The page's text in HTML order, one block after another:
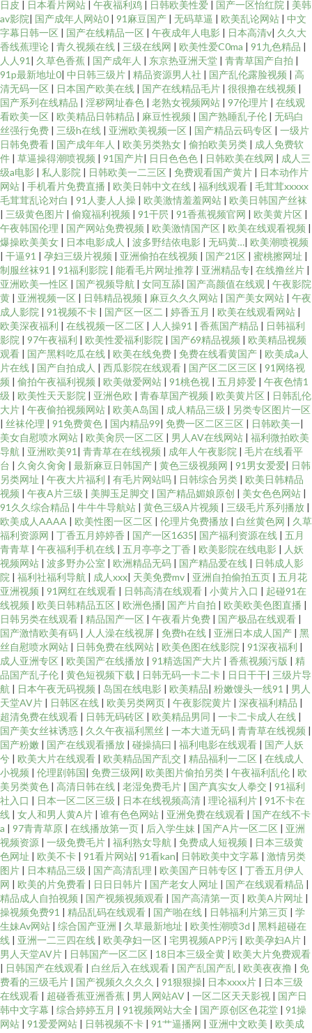
日皮 | 日本看片网站 | 午夜福利鸡 | 日韩欧美性爱 | 国产一区怡红院 | 美韩
av影院| 国产成年人网站0 | 91麻豆国产 | 无码草逼 | 欧美乱论网站 | 中文
字幕日韩一区 | 国产在线精品一区 | 午夜成年人电影 | 日本高清v| 久久大
香线蕉理论 | 青久视频在线 | 三级在线网 | 欧美性爱C0ma | 91九色精品 |
人人91 | 久草色香蕉 | 国产成年人 | 东京热亚洲天堂 | 青青草国产自拍 |
91p最新地址0| 中日韩三级片 | 精品资源男人社 | 国产乱伦露脸视频 | 高
清无码一区 | 日本国产欧美在线 | 国产在线精品毛片 | 很很撸在线视频 |
国产系列在线精品 | 淫秽网址春色 | 老熟女视频网站 | 97伦理片 | 在线观
看欧美一区 | 欧美精品日韩精品 | 麻豆性视频 | 国产熟睡乱子伦 | 无码白
丝强行免费 | 三级h在线 | 亚洲欧美视频一区 | 国产精品云码专区 | 一级片
日韩免费看 | 国产成年年人 | 欧美另类熟女 | 偷拍欧美另类 | 成人免费软
件 | 草逼操得潮喷视频 | 91国产片| 日日色色色 | 日韩欧美在线网 | 成人三
级a电影 | 私人影院 | 日韩欧美一二三区 | 免费观看国产黄片 | 日本动作片
网站 | 手机看片免费直播 | 欧美日韩中文在线 | 福利线观看 | 毛茸茸xxxxx
毛茸茸乱论对白 | 91人妻人人操 | 欧美激情羞羞网站 | 欧美日韩国产丝袜
| 三级黄色图片 | 偷窥福利视频 | 91干屄 | 91香蕉视频官网 | 欧美黄片区 |
午夜韩国伦理 | 国产网站免费视频 | 欧美激情国产区 | 欧美在线观看视频 |
爆操欧美美女 | 日本电影成人 | 波多野结依电影 | 无码黄…| 欧美潮喷视频
| 干逼91 | 孕妇三级片视频 | 亚洲偷拍在线视频 | 国产21区 | 蜜桃擦网址 |
制服丝袜91 | 91福利影院 | 能看毛片网址推荐 | 亚洲精品专| 在线撸丝片 |
亚洲欧美一性区 | 国产视频导航 | 女同互舔| 国产高颜值在线观 | 午夜影院
黄 | 亚洲视频一区 | 日韩精品视频 | 麻豆久久久网站 | 国产美女网站 | 午夜
成人影院 | 91视频不卡 | 国产区一区二 | 婷香五月 | 欧美在线观看网站 |
欧美深夜福利 | 在线视频一区二区 | 人人操91 | 香蕉国产精品 | 日韩福利
影院 | 97午夜福利 | 欧美性爱福利影院 | 国产69精品视频 | 欧美精品视频
观看 | 国产黑料吃瓜在线 | 欧美在线免费 | 免费在线看黄国产 | 欧美成a人
片在线 | 国产自拍成人 | 西瓜影院在线观看 | 国产区二区三区 | 91网络视
频 | 偷拍午夜福利视频 | 欧美做爱网站 | 91桃色视 | 五月婷爱 | 午夜色情1
级 | 欧美性天天影院 | 亚洲色欧 | 青春草国产视频 | 欧美黄片区 | 日韩乱伦
大片 | 午夜偷拍视频网站 | 欧美A岛国 | 成人精品三级 | 另类专区图片一区
| 丝袜伦理 | 91免费黄色 | 国内精品99| 免费一区二区三区 | 日韩欧美一|
美女自慰喷水网站 | 欧美肏屄一区二区 | 男人AV在线网站 | 福利微拍欧美
导航 | 亚洲欧美91 | 青青草在在线视频 | 成年人午夜影院 | 毛片在线看平
台 | 久肏久肏肏 | 最新麻豆日韩国产 | 黄色三级视频网 | 91男女爱爱| 日韩
另类网址 | 午夜大片福利 | 有毛片网站吗 | 日韩综合另类 | 欧美日韩精品
视频 | 午夜A片三级 | 美脚玉足脚交 | 国产精品媚娘原创 | 美女色色网站 |
91久久综合精品 | 牛牛牛导航站 | 黄色三级A片视频 | 三级毛片系列播放 |
欧美成人AAAA | 欧美性图一区二区 | 伦理片免费播放 | 白丝黄色网 | 久草
福利资源网 | 丁香五月婷婷香 | 国产一区1635| 国产福利资源在线 | 五月
青青草 | 午夜福利手机在线 | 五月亭亭之丁香 | 欧美影院在线电影 | 人妖
视频网站 | 波多野办公室 | 欧洲精品无码 | 国产精品爱在线 | 日韩成人影
院 | 福利社福利导航 | 成人xxx| 天美免费mv | 亚洲自拍偷拍五页 | 五月花
亚洲视频 | 91网红在线观看 | 日韩高清在线观看 | 小黄片入口 | 起碰91在
线视频 | 欧美日韩精品五区 | 欧洲色播| 国产片自拍 | 欧美欧美色图直播 |
日韩另类在线观看 | 精品国产一区 | 午夜看片免费 | 国产极品在线观看 |
国产激情欧美有码 | 人人澡在线视屏 | 免费h在线 | 亚洲日本成人国产 | 黑
丝自慰喷水网站 | 日韩免费在线网站 | 欧美色图在线影院 | 91深夜福利 |
成人亚洲专区 | 欧美国产在线播放 | 91精选国产大片 | 香蕉视频污版 | 精
品国产乱子伦 | 黄色短视频下载 | 日韩无码一卡二卡 | 日日干干| 三级片导
航 | 日本午夜无码视频 | 岛国在线电影 | 欧美精品| 粉嫩馒头一线91 | 男人
天堂AV片 | 日韩区在线 | 欧美另类网页 | 午夜影院黄片 | 深夜福利精品 |
超清免费在线观看 | 日韩无码砖区 | 欧美精品男同 | 一卡二卡成人在线 |
国产美女丝袜诱惑 | 久久午夜福利黑丝 | 一本大道无码 | 青青草在线视频 |
国产粉嫩 | 国产在线观看播放 | 碰操搞曰 | 福利电影在线观看 | 国产人妖
兮 | 欧美大片在线观看 | 欧美精品国产乱交 | 精品福利一二区 | 在线成人
小视频 | 伦理剧韩国| 免费三级网| 欧美图片偷拍另类 | 午夜福利乱伦 | 欧
美另类黄色 | 高清日韩在线 | 老湿免费毛片 | 国产真实女人拳交 | 91福利
社入口 | 日本一区二区三级 | 日本在线视频高清 | 理论福利片 | 91不卡在
线 | 女人和男人黄A片 | 谁有色色网站 | 亚洲免费在线观看 | 国产在线不卡
a | 97青青草原 | 在线播放第一页 | 后入学生妹 | 国产A片一区二区 | 亚洲
视频资源 | 一级免费毛片 | 福利熟女导航 | 免费成人短视频 | 日本三级黄
色网址 | 欧美不卡 | 91看片网站| 91看kan| 日韩欧美中文字幕 | 激情另类
图片 | 日本精品三级 | 国产高清乱理 | 欧美国产日韩专区 | 丁香五月伊人
网 | 欧美的片免费看 | 日日日韩片 | 国产老女人网址 | 国产在线观看精品 |
精品成人自拍视频 | 国产视频视频观看 | 国产高清第一页 | 欧美A片网址 |
操视频免费91 | 精品乱码在线观看 | 国产啪在线 | 日韩福利片第三页 | 学
生妹Av网站 | 综合国产亚洲 | 久草最新地址 | 欧美性潮喷3d | 黑料超碰在
线 | 亚洲一二三四在线 | 欧美孕妇一区 | 宅男视频APP污 | 欧美孕妇A片 |
男人天堂AV片 | 日韩国产一区二区 | 18日本三级全黄 | 欧美大片免费观看
| 日韩国产在线观看 | 白丝后入在线观看 | 国产乱国产乱 | 欧美夜夜撸 | 免
费看的三级毛片 | 国产视频久久久久 | 91狠狠操| 日本xxxx片 | 日本三级
在线观看 | 超碰香蕉亚洲香蕉 | 男人网站AV | 一区二区天天影视 | 国产日
韩中文字幕 | 综合婷婷五月 | 91视频网站大全 | 国产原创区色花堂 | 91操
网站 | 91爱爱网站 | 日韩视频不卡 | 91艹逼播网 | 亚洲中文欧美 | 欧美成